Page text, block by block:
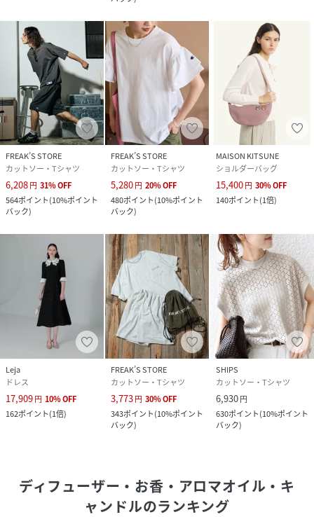
FREAK’S STORE
カットソー・Tシャツ
6,208円 31%OFF
564ポイント(10%ポイント
バック)
FREAK’S STORE
カットソー・Tシャツ
5,280円 20%OFF
480ポイント(10%ポイント
バック)
MAISON KITSUNE
ショルダーバッグ
15,400円 30%OFF
140ポイント(1倍)
Leja
ドレス
17,909円 10%OFF
162ポイント(1倍)
FREAK’S STORE
カットソー・Tシャツ
3,773円 30%OFF
343ポイント(10%ポイント
バック)
SHIPS
カットソー・Tシャツ
6,930円
630ポイント(10%ポイント
バック)
ディフューザー・お香・アロマオイル・キ
ャンドルのランキング